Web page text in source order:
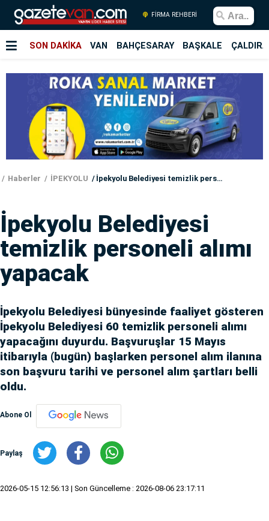
FİRMA REHBERİ
SON DAKİKA VAN BAHÇESARAY BAŞKALE
Haberler İPEKYOLU İpekyolu Belediyesi temizlik personeli alımı yapacak
İpekyolu Belediyesi
temizlik personeli alımı
yapacak
İpekyolu Belediyesi bünyesinde faaliyet gösteren
İpekyolu Belediyesi 60 temizlik personeli alımı
yapacağını duyurdu. Başvuruşlar 15 Mayıs
itibarıyla (bugün) başlarken personel alım ilanına
son başvuru tarihi ve personel alım şartları belli
oldu.
Abone Ol
Paylaş
2026-05-15 12:56:13 | Son Güncelleme : 2026-08-06 23:17:11